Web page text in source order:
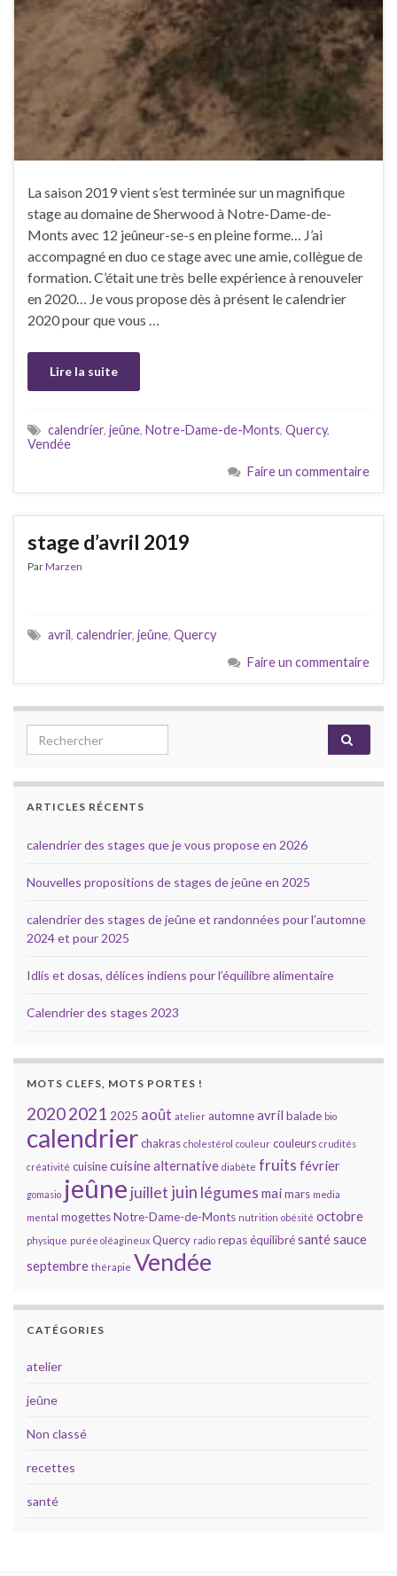
La saison 2019 vient s’est terminée sur un magnifique
stage au domaine de Sherwood à Notre-Dame-de-
Monts avec 12 jeûneur-se-s en pleine forme… J’ai
accompagné en duo ce stage avec une amie, collègue de
formation. C’était une très belle expérience à renouveler
en 2020… Je vous propose dès à présent le calendrier
2020 pour que vous …
Lire la suite
calendrier, jeûne, Notre-Dame-de-Monts, Quercy,
Vendée
Faire un commentaire
stage d’avril 2019
ParMarzen
avril, calendrier, jeûne, Quercy
Faire un commentaire
Search for:
ARTICLES RÉCENTS
calendrier des stages que je vous propose en 2026
Nouvelles propositions de stages de jeûne en 2025
calendrier des stages de jeûne et randonnées pour l’automne
2024 et pour 2025
Idlis et dosas, délices indiens pour l’équilibre alimentaire
Calendrier des stages 2023
MOTS CLEFS, MOTS PORTES !
20202021 2025 août atelier automneavril balade bio
calendrierchakras cholestérol couleur couleurs crudités
créativité cuisinecuisine alternative diabète fruits février
gomasio jeûne juillet juin légumes maimars media
mental mogettesNotre-Dame-de-Monts nutrition obésité octobre
physique purée oléagineux Quercy radio repas équilibrésantésauce
septembre thérapie Vendée
CATÉGORIES
atelier
jeûne
Non classé
recettes
santé